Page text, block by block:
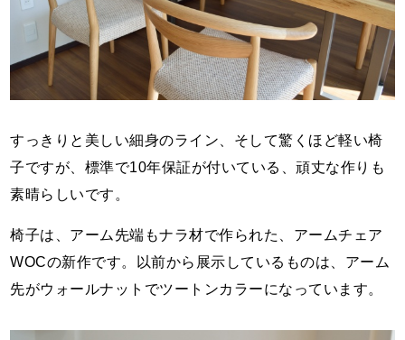
すっきりと美しい細身のライン、そして驚くほど軽い椅
子ですが、標準で10年保証が付いている、頑丈な作りも
素晴らしいです。
椅子は、アーム先端もナラ材で作られた、アームチェア
WOCの新作です。以前から展示しているものは、アーム
先がウォールナットでツートンカラーになっています。